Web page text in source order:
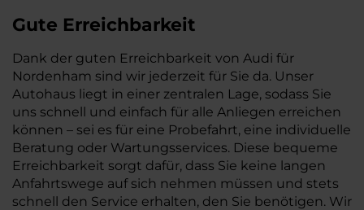
Gute Erreichbarkeit
Dank der guten Erreichbarkeit von Audi für
Nordenham sind wir jederzeit für Sie da. Unser
Autohaus liegt in einer zentralen Lage, sodass Sie
uns schnell und einfach für alle Anliegen erreichen
können – sei es für eine Probefahrt, eine individuelle
Beratung oder Wartungsservices. Diese bequeme
Erreichbarkeit sorgt dafür, dass Sie keine langen
Anfahrtswege auf sich nehmen müssen und stets
schnell den Service erhalten, den Sie benötigen. Wir